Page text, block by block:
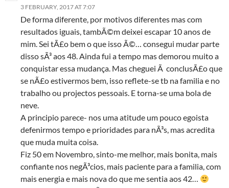
3 FEBRUARY, 2017 AT 7:07
De forma diferente, por motivos diferentes mas com
resultados iguais, tambÃ©m deixei escapar 10 anos de
mim. Sei tÃ£o bem o que isso Ã©… consegui mudar parte
disso sÃ³ aos 48. Ainda fui a tempo mas demorou muito a
conquistar essa mudança. Mas cheguei Ã conclusÃ£o que
se nÃ£o estivermos bem, isso reflete-se tb na familia e no
trabalho ou projectos pessoais. E torna-se uma bola de
neve.
A principio parece- nos uma atitude um pouco egoista
defenirmos tempo e prioridades para nÃ³s, mas acredita
que muda muita coisa.
Fiz 50 em Novembro, sinto-me melhor, mais bonita, mais
confiante nos negÃ³cios, mais paciente para a familia, com
mais energia e mais nova do que me sentia aos 42…